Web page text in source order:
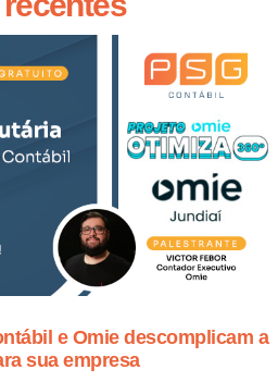
e Omie descomplicam a
sua empresa